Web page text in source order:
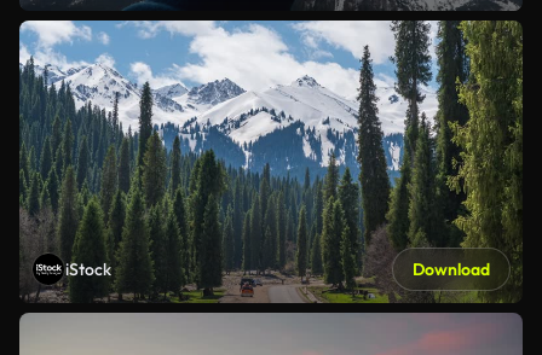
iStock Download